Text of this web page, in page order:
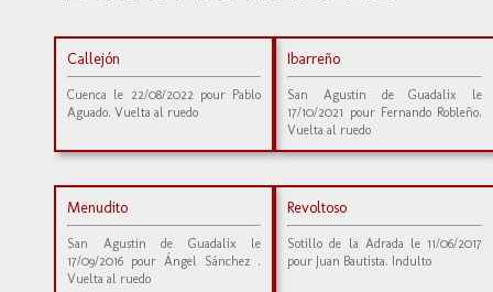
Callejón
Cuenca le 22/08/2022 pour Pablo
Aguado. Vuelta al ruedo
Ibarreño
San Agustin de Guadalix le
17/10/2021 pour Fernando Robleño.
Vuelta al ruedo
Menudito
San Agustin de Guadalix le
17/09/2016 pour Ángel Sánchez .
Vuelta al ruedo
Revoltoso
Sotillo de la Adrada le 11/06/2017
pour Juan Bautista. Indulto